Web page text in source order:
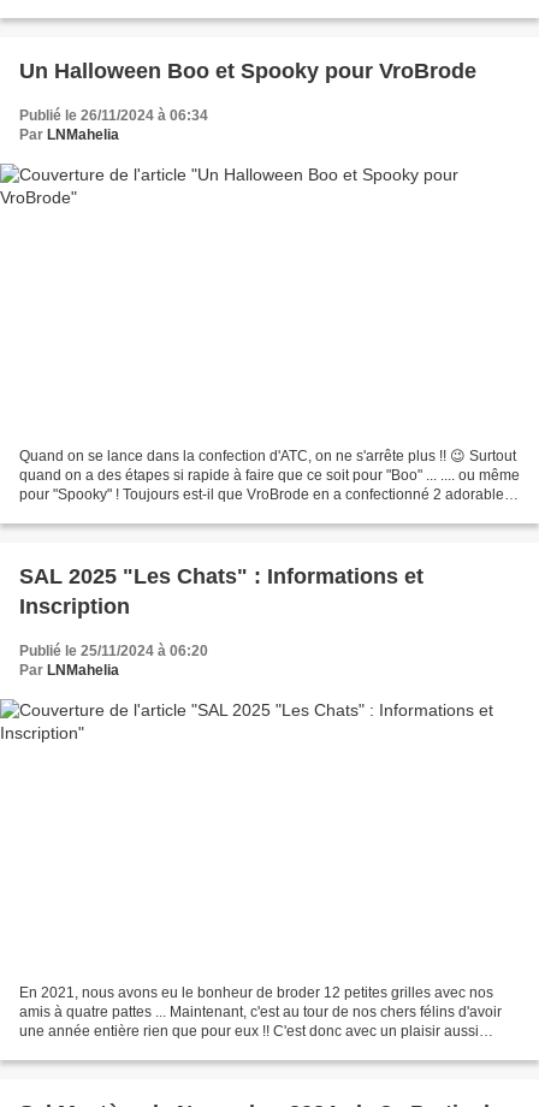
Un Halloween Boo et Spooky pour VroBrode
Publié le 26/11/2024 à 06:34
Par LNMahelia
Quand on se lance dans la confection d'ATC, on ne s'arrête plus !! 😉 Surtout
quand on a des étapes si rapide à faire que ce soit pour "Boo" ... .... ou même
pour "Spooky" ! Toujours est-il que VroBrode en a confectionné 2 adorables
SAL 2025 "Les Chats" : Informations et
Inscription
Publié le 25/11/2024 à 06:20
Par LNMahelia
En 2021, nous avons eu le bonheur de broder 12 petites grilles avec nos
amis à quatre pattes ... Maintenant, c'est au tour de nos chers félins d'avoir
une année entière rien que pour eux !! C'est donc avec un plaisir aussi